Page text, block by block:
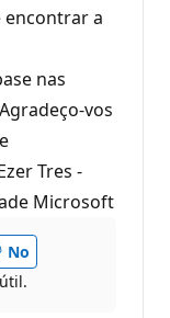
a
nas
vos
Tres -
Microsoft
No